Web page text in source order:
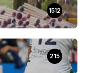
1512
215